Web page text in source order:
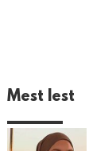
Mest lest